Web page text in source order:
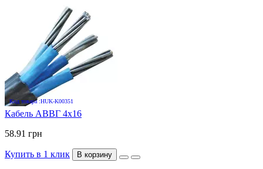
Код товара :HUK-K00351
Кабель АВВГ 4х16
58.91 грн
Купить в 1 клик В корзину